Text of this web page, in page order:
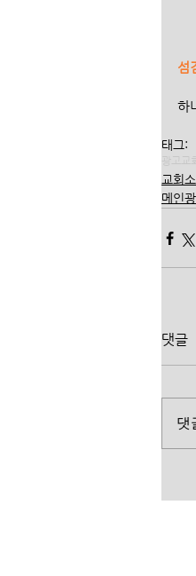
섬
하
태그:
교회
메인
댓글
댓